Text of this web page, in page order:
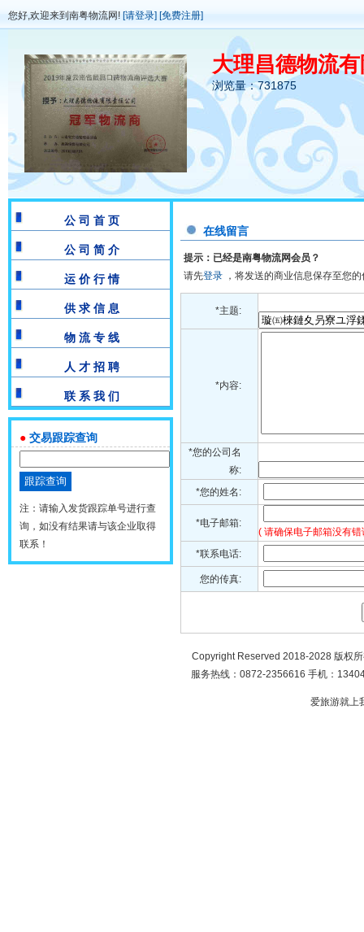
您好,欢迎来到南粤物流网! [请登录] [免费注册]
大理昌德物流
浏览量：731875
公 司 首 页
公 司 简 介
运 价 行 情
供 求 信 息
物 流 专 线
人 才 招 聘
联 系 我 们
● 交易跟踪查询
注：请输入发货跟踪单号进行查
询，如没有结果请与该企业取得
联系！
在线留言
提示：已经是南粤物流网会员？
请先登录 ，将发送的商业信息保存至您
*主题:
*内容:
*您的公司名
称:
*您的姓名:
*电子邮箱:
( 请确保电子邮箱没有
*联系电话:
您的传真:
Copyright Reserved 2018-2028 版权
服务热线：0872-2356616 手机：
爱旅游就上